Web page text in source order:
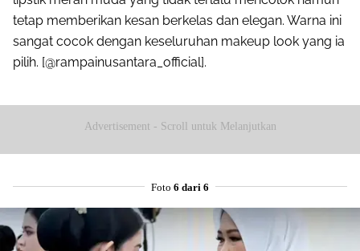
tetap memberikan kesan berkelas dan elegan. Warna ini
sangat cocok dengan keseluruhan makeup look yang ia
pilih. [@rampainusantara_official].
Advertisement - Scroll untuk Melanjutkan
Foto 6 dari 6